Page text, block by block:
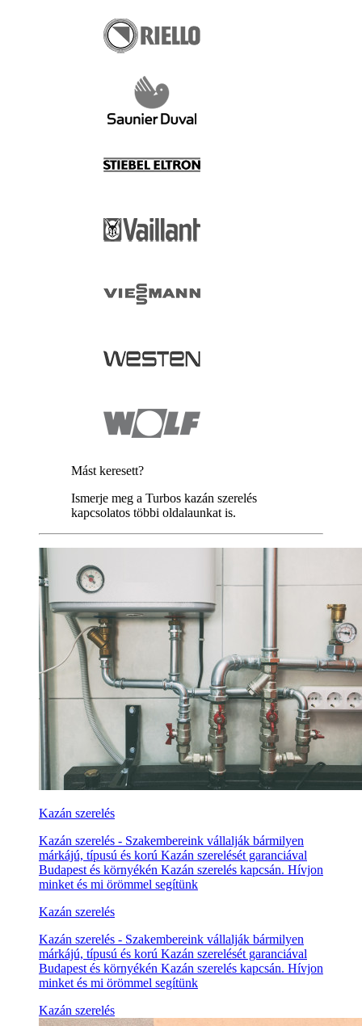
Mást keresett?
Ismerje meg a Turbos kazán szerelés
kapcsolatos többi oldalaunkat is.
Kazán szerelés
Kazán szerelés - Szakembereink vállalják bármilyen
márkájú, típusú és korú Kazán szerelését garanciával
Budapest és környékén Kazán szerelés kapcsán. Hívjon
minket és mi örömmel segítünk
Kazán szerelés
Kazán szerelés - Szakembereink vállalják bármilyen
márkájú, típusú és korú Kazán szerelését garanciával
Budapest és környékén Kazán szerelés kapcsán. Hívjon
minket és mi örömmel segítünk
Kazán szerelés